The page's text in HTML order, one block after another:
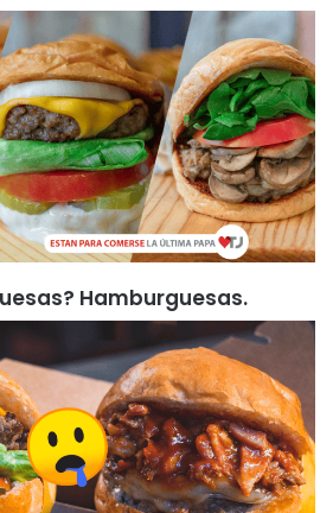
Hamburguesas.